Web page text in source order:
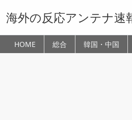
海外の反応アンテナ速
HOME 総合 韓国・中国